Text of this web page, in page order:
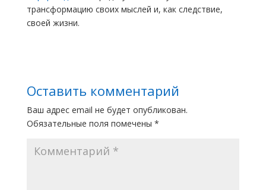
трансформацию своих мыслей и, как следствие,
своей жизни.
Оставить комментарий
Ваш адрес email не будет опубликован.
Обязательные поля помечены *